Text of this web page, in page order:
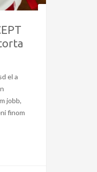
el a
jobb,
finom